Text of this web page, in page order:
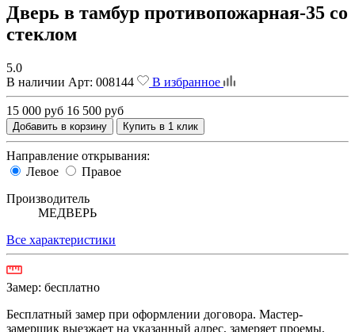
Дверь в тамбур противопожарная-35 со
стеклом
5.0
В наличии Арт: 008144 В избранное
15 000 руб 16 500 руб
Добавить в корзину Купить в 1 клик
Направление открывания:
Левое
Правое
Производитель
МЕДВЕРЬ
Все характеристики
Замер: бесплатно
Бесплатный замер при оформлении договора. Мастер-
замерщик выезжает на указанный адрес, замеряет проемы,